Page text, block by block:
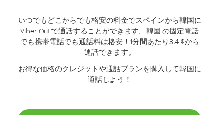
いつでもどこからでも格安の料金でスペインから韓国に
Viber Outで通話することができます。 韓国 の固定電話
でも携帯電話でも通話料は格安！1分間あたり3.4 ¢から
通話できます。
お得な価格のクレジットや通話プランを購入して韓国に
通話しよう！